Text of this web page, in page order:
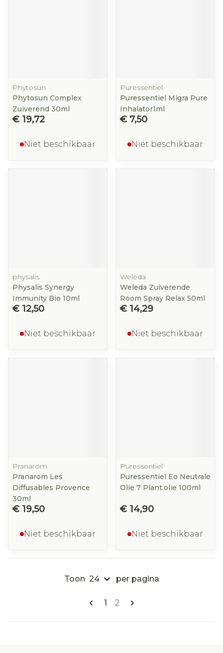
Phytosun
Phytosun Complex
Zuiverend 30ml
€ 19,72
Niet beschikbaar
Puressentiel
Puressentiel Migra Pure
Inhalator1ml
€ 7,50
Niet beschikbaar
physalis
Physalis Synergy
Immunity Bio 10ml
€ 12,50
Niet beschikbaar
Weleda
Weleda Zuiverende
Room Spray Relax 50ml
€ 14,29
Niet beschikbaar
Pranarom
Pranarom Les
Diffusables Provence
30ml
€ 19,50
Niet beschikbaar
Puressentiel
Puressentiel Eo Neutrale
Olie 7 Plant.olie 100ml
€ 14,90
Niet beschikbaar
Pagina's
U lees momenteel pagina
1 Pagina
2
Toon per pagina